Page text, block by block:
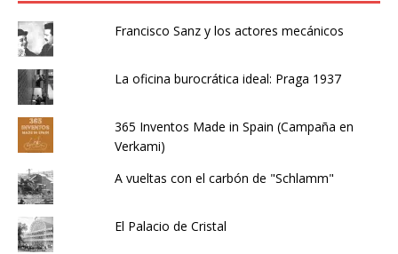
Francisco Sanz y los actores mecánicos
La oficina burocrática ideal: Praga 1937
365 Inventos Made in Spain (Campaña en
Verkami)
A vueltas con el carbón de "Schlamm"
El Palacio de Cristal